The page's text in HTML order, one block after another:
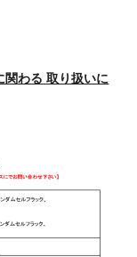
関わる 取り扱いに